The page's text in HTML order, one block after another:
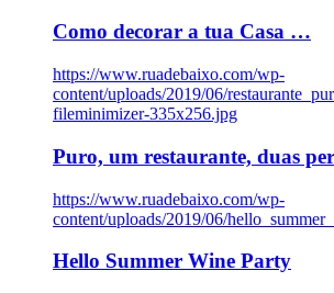
Como decorar a tua Casa …
https://www.ruadebaixo.com/wp-
content/uploads/2019/06/
fileminimizer-335x256.jpg
Puro, um restaurante, duas
https://www.ruadebaixo.com/wp-
content/uploads/2019/06/
Hello Summer Wine Party